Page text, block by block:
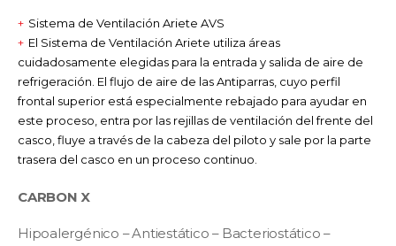
Sistema de Ventilación Ariete AVS
El Sistema de Ventilación Ariete utiliza áreas
cuidadosamente elegidas para la entrada y salida de aire de
refrigeración. El flujo de aire de las Antiparras, cuyo perfil
frontal superior está especialmente rebajado para ayudar en
este proceso, entra por las rejillas de ventilación del frente del
casco, fluye a través de la cabeza del piloto y sale por la parte
trasera del casco en un proceso continuo.
CARBON X
Hipoalergénico – Antiestático – Bacteriostático –